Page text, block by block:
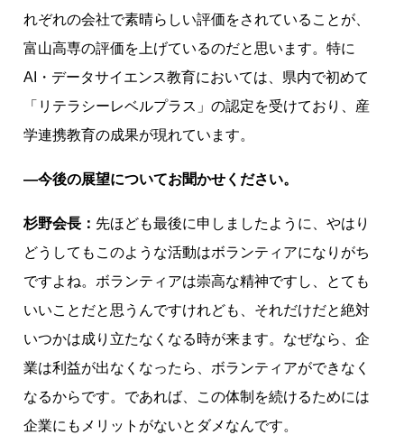
れぞれの会社で素晴らしい評価をされていることが、
富山高専の評価を上げているのだと思います。特に
AI・データサイエンス教育においては、県内で初めて
「リテラシーレベルプラス」の認定を受けており、産
学連携教育の成果が現れています。
―今後の展望についてお聞かせください。
杉野会長： 先ほども最後に申しましたように、やはり
どうしてもこのような活動はボランティアになりがち
ですよね。ボランティアは崇高な精神ですし、とても
いいことだと思うんですけれども、それだけだと絶対
いつかは成り立たなくなる時が来ます。なぜなら、企
業は利益が出なくなったら、ボランティアができなく
なるからです。であれば、この体制を続けるためには
企業にもメリットがないとダメなんです。